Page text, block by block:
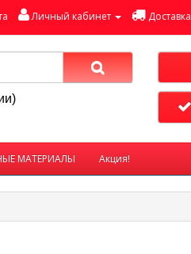
Личный кабинет Доставка
МАТЕРИАЛЫ Акция!